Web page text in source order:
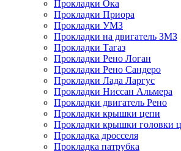
Прокладки Ока
Прокладки Приора
Прокладки УМЗ
Прокладки на двигатель ЗМЗ
Прокладки Тагаз
Прокладки Рено Логан
Прокладки Рено Сандеро
Прокладки Лада Ларгус
Прокладки Ниссан Альмера
Прокладки двигатель Рено
Прокладки крышки цепи
Прокладки крышки головки
Прокладка дросселя
Прокладка патрубка